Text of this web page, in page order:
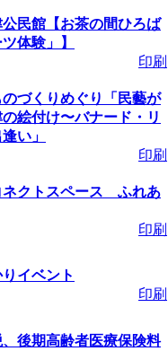
」」 受
民館【お茶の間ひろば
体験」】
印刷
づくりめぐり「民藝が
絵付け〜バナード・リ
い」
印刷
ネクトスペース ふれあ
印刷
イベント
印刷
、後期高齢者医療保険料